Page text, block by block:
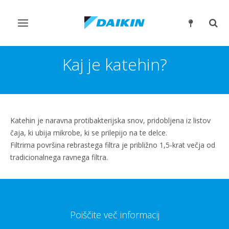
Preklop
Kaj je katehin?
Katehin je naravna protibakterijska snov, pridobljena iz listov
čaja, ki ubija mikrobe, ki se prilepijo na te delce.
Filtrirna površina rebrastega filtra je približno 1,5-krat večja od
tradicionalnega ravnega filtra.
Poiščite več informacij